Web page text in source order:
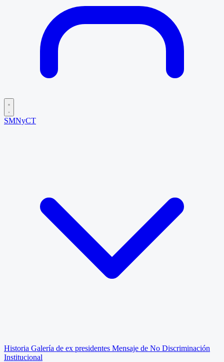
SMNyCT
Historia Galería de ex presidentes Mensaje de No Discriminación
Institucional